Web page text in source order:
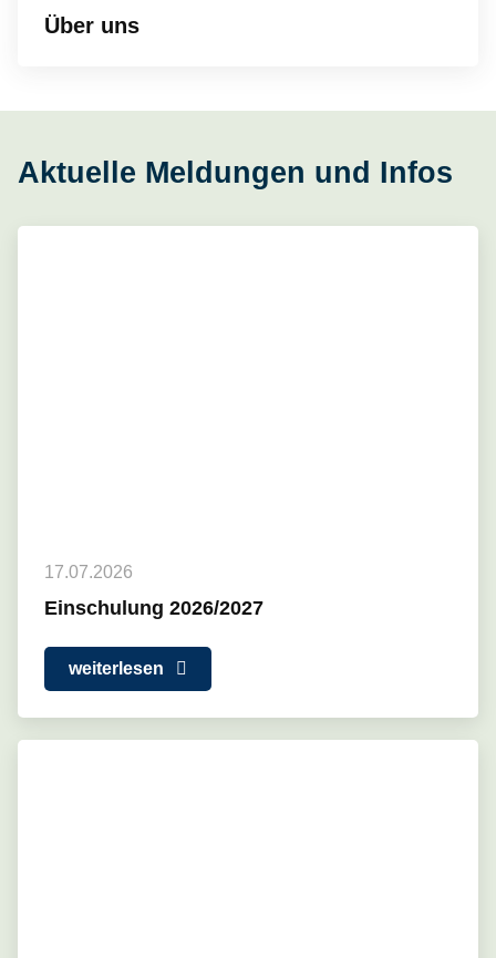
Über uns
Aktuelle Meldungen und Infos
17.07.2026
Einschulung 2026/2027
weiterlesen